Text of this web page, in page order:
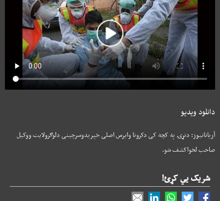
دانلود ویدیو
آریانانیوز: دنړۍ په کچه کی دکرونا وایرس اصلی خپریدوسرچینی دلوګرولایت ووکیل
صاحب لخواکشف شو.
شریک یي کړئ!